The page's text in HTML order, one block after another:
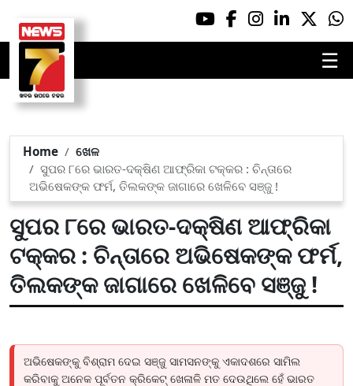
☰
Home
ଖେଳ
ସୁପର ୮ରେ ଭାରତ-ଦକ୍ଷିଣ ଆଫ୍ରିକା ଟକ୍କର : ଚିନ୍ତାରେ
ଅଭିଷେକଙ୍କ ଫର୍ମ, ତିଲକଙ୍କ ଜାଗାରେ ଖେଳିବେ ସଞ୍ଜୁ !
ସୁପର ୮ରେ ଭାରତ-ଦକ୍ଷିଣ ଆଫ୍ରିକା
ଟକ୍କର : ଚିନ୍ତାରେ ଅଭିଷେକଙ୍କ ଫର୍ମ,
ତିଲକଙ୍କ ଜାଗାରେ ଖେଳିବେ ସଞ୍ଜୁ !
ଅଭିଷେକଙ୍କୁ ବିଶ୍ରାମ ଦେଇ ସଞ୍ଜୁ ସାମସନଙ୍କୁ ଏକାଦଶରେ ସାମିଲ
କରିବାକୁ ଅନେକ ପୂର୍ବତନ କ୍ରିକେଟ୍ ଖେଳାଳି ମତ ଦେଉଥିଲେ ହେଁ ଭାରତ